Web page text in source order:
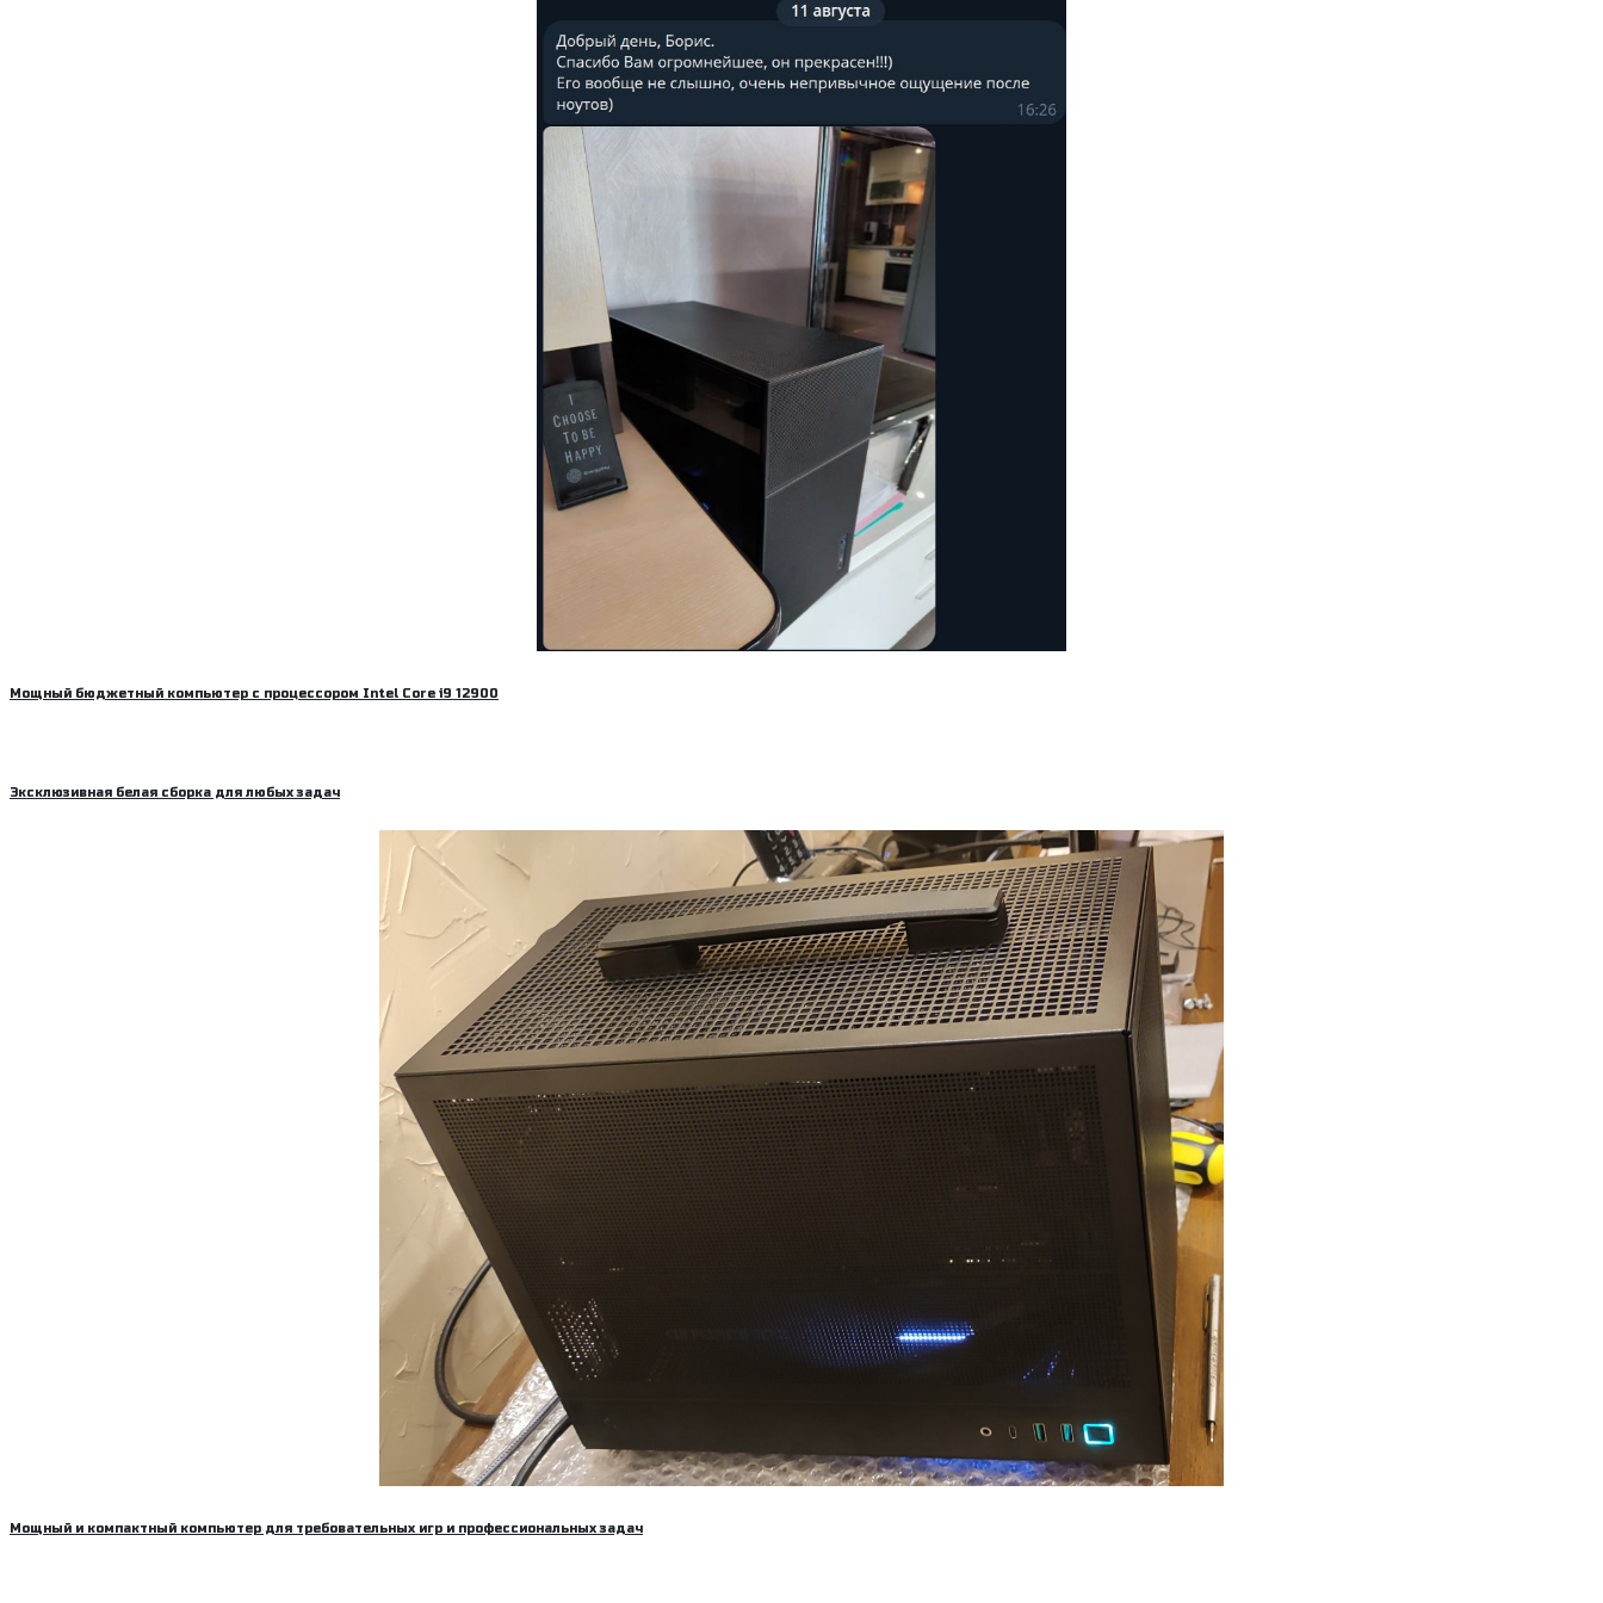
Мощный бюджетный компьютер с процессором Intel Core i9 12900
Эксклюзивная белая сборка для любых задач
Мощный и компактный компьютер для требовательных игр и профессиональных задач